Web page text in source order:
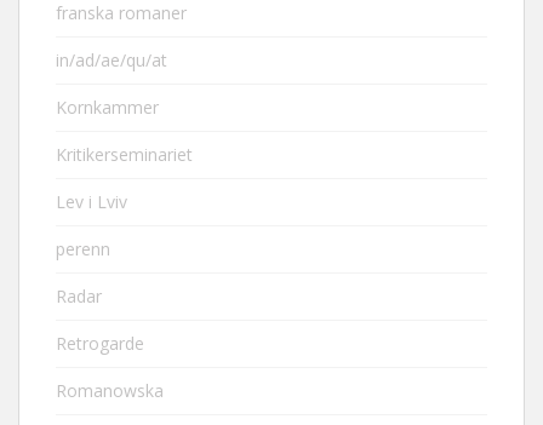
franska romaner
in/ad/ae/qu/at
Kornkammer
Kritikerseminariet
Lev i Lviv
perenn
Radar
Retrogarde
Romanowska